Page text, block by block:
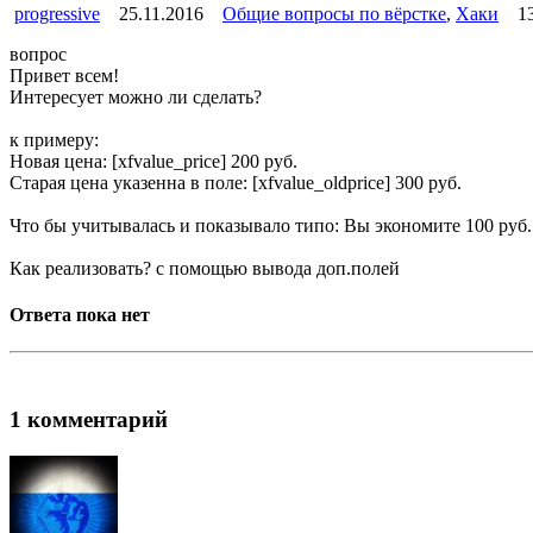
progressive 25.11.2016 Общие вопросы по вёрстке, Хаки
вопрос
Привет всем!
Интересует можно ли сделать?
к примеру:
Новая цена: [xfvalue_price] 200 руб.
Старая цена указенна в поле: [xfvalue_oldprice] 300 руб.
Что бы учитывалась и показывало типо: Вы экономите 100 руб.
Как реализовать? с помощью вывода доп.полей
Ответа пока нет
1 комментарий